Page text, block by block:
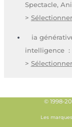
Spectacle,
>
ia
intelligence :
>
© 1998-
Les